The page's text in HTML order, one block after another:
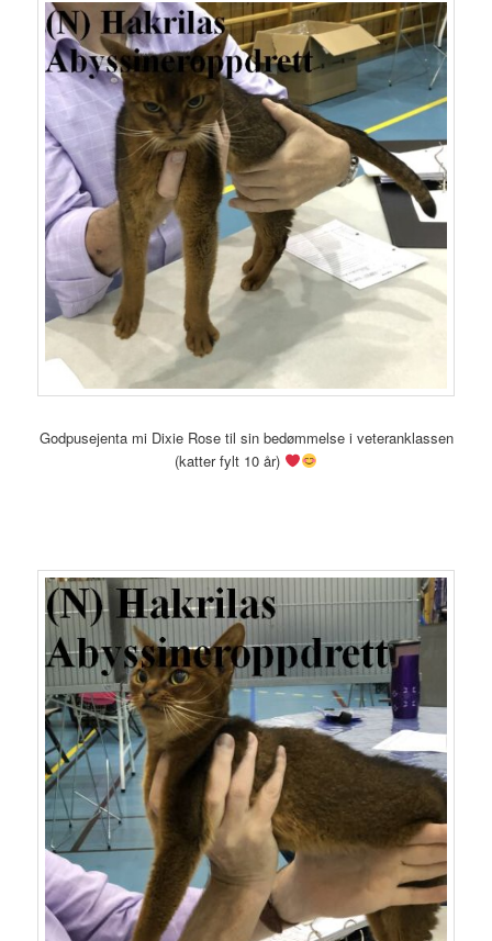
Godpusejenta mi Dixie Rose til sin bedømmelse i veteranklassen
(katter fylt 10 år)